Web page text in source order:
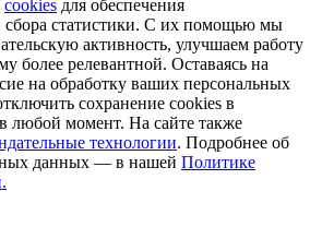
cookies для обеспечения
сбора статистики. С их помощью мы
активность, улучшаем работу
более релевантной. Оставаясь на
на обработку ваших персональных
сохранение cookies в
в любой момент. На сайте также
технологии. Подробнее об
данных — в нашей Политике